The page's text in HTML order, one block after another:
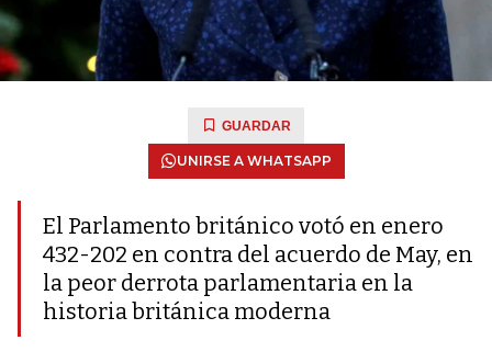
GUARDAR
UNIRSE A WHATSAPP
El Parlamento británico votó en enero
432-202 en contra del acuerdo de May, en
la peor derrota parlamentaria en la
historia británica moderna